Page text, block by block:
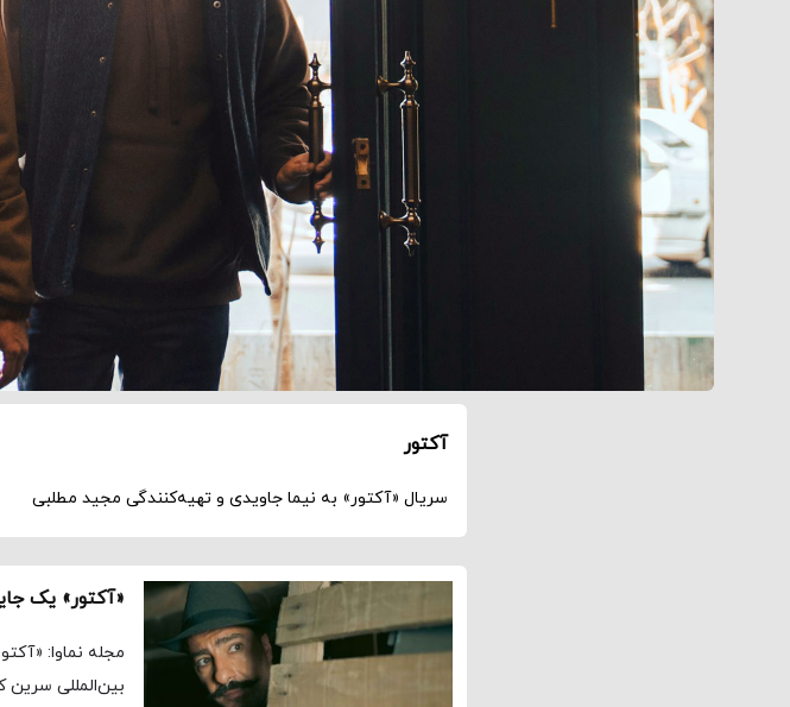
آکتور
سریال «آکتور» به نیما جاویدی و تهیه‌کنندگی مجید مطلبی
مجله نماوا:
بین‌المللی